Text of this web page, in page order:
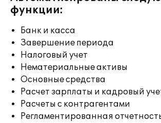
функции:
Банк и касса
Завершение периода
Налоговый учет
Нематериальные активы
Основные средства
Расчет зарплаты и кадровый
Расчеты с контрагентами
Регламентированная